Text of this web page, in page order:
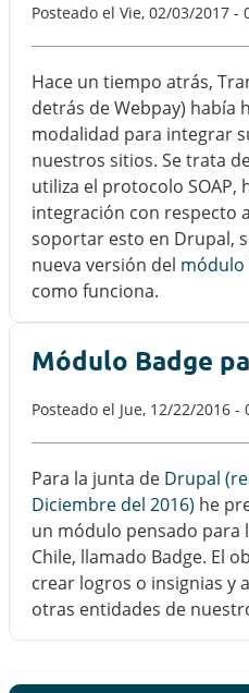
Posteado el Vie, 02/03/2017 -
Hace un tiempo atrás,
detrás de Webpay) había
modalidad para integrar
nuestros sitios. Se trata
utiliza el protocolo SOAP,
integración con respecto
soportar esto en Drupal,
nueva versión del módulo
como funciona.
Módulo Badge
Posteado el Jue, 12/22/2016 -
Para la junta de Drupal
Diciembre del 2016) he
un módulo pensado para
Chile, llamado Badge. El
crear logros o insignias y
otras entidades de